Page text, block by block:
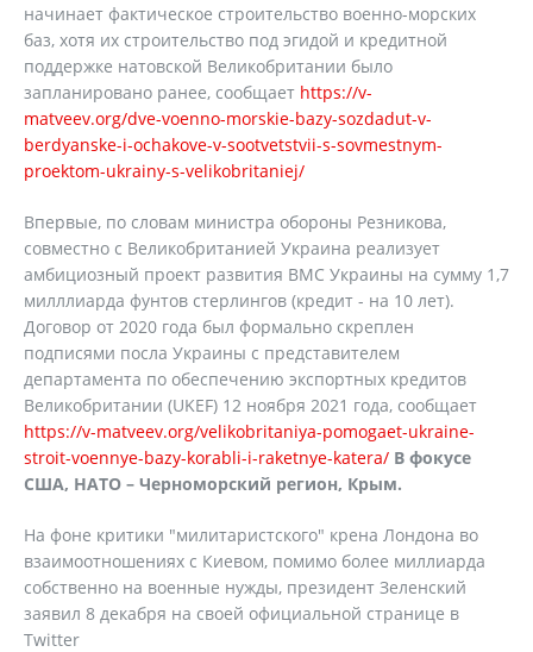
начинает фактическое строительство военно-морских
баз, хотя их строительство под эгидой и кредитной
поддержке натовской Великобритании было
запланировано ранее, сообщает https://v-
matveev.org/dve-voenno-morskie-bazy-sozdadut-v-
berdyanske-i-ochakove-v-sootvetstvii-s-sovmestnym-
proektom-ukrainy-s-velikobritaniej/
Впервые, по словам министра обороны Резникова,
совместно с Великобританией Украина реализует
амбициозный проект развития ВМС Украины на сумму 1,7
милллиарда фунтов стерлингов (кредит - на 10 лет).
Договор от 2020 года был формально скреплен
подписями посла Украины с представителем
департамента по обеспечению экспортных кредитов
Великобритании (UKEF) 12 ноября 2021 года, сообщает
https://v-matveev.org/velikobritaniya-pomogaet-ukraine-
stroit-voennye-bazy-korabli-i-raketnye-katera/ В фокусе
США, НАТО – Черноморский регион, Крым.
На фоне критики "милитаристского" крена Лондона во
взаимоотношениях с Киевом, помимо более миллиарда
собственно на военные нужды, президент Зеленский
заявил 8 декабря на своей официальной странице в
Twitter